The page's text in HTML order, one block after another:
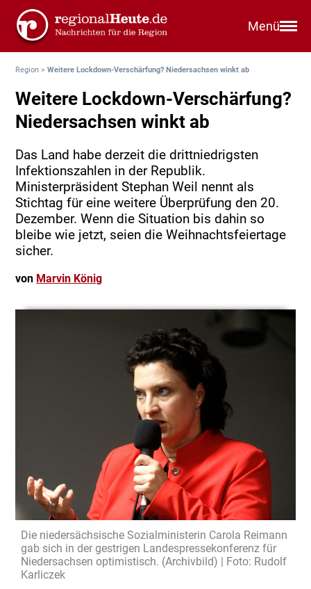
Menü
Region >Weitere Lockdown-Verschärfung? Niedersachsen winkt ab
Weitere Lockdown-Verschärfung?
Niedersachsen winkt ab
Das Land habe derzeit die drittniedrigsten
Infektionszahlen in der Republik.
Ministerpräsident Stephan Weil nennt als
Stichtag für eine weitere Überprüfung den 20.
Dezember. Wenn die Situation bis dahin so
bleibe wie jetzt, seien die Weihnachtsfeiertage
sicher.
von Marvin König
Die niedersächsische Sozialministerin Carola Reimann
gab sich in der gestrigen Landespressekonferenz für
Niedersachsen optimistisch. (Archivbild) | Foto: Rudolf
Karliczek